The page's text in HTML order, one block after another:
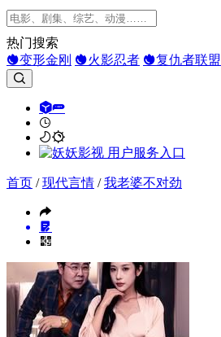
热门搜索
变形金刚
火影忍者 复仇者联盟
首页 /现代言情 /我老婆不对劲